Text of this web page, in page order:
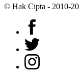
© Hak Cipta - 2010-